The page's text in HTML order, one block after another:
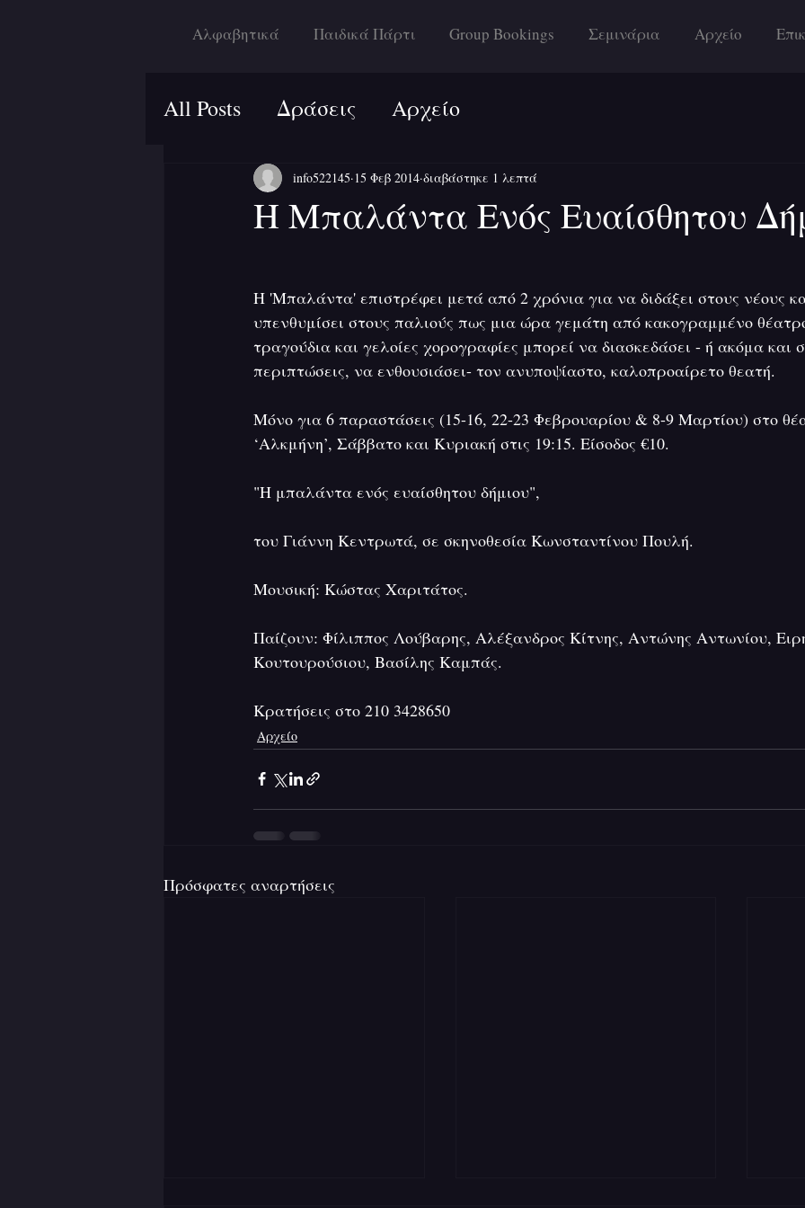
Αλφαβητικά Παιδικά Πάρτι Group Bookings Σεμινάρια Αρχείο
All Posts
Δράσεις Αρχείο
Η Μπαλάντα Ενός Ευαίσθητου
info522145 15 Φεβ 2014 διαβάστηκε 1 λεπτά
Η 'Μπαλάντα' επιστρέφει μετά από 2 χρόνια για να διδάξει στους νέους
υπενθυμίσει στους παλιούς πως μια ώρα γεμάτη από κακογραμμένο
τραγούδια και γελοίες χορογραφίες μπορεί να διασκεδάσει - ή ακόμα και
περιπτώσεις, να ενθουσιάσει- τον ανυποψίαστο, καλοπροαίρετο θεατή.
Μόνο για 6 παραστάσεις (15-16, 22-23 Φεβρουαρίου & 8-9 Μαρτίου) στο
‘Αλκμήνη’, Σάββατο και Κυριακή στις 19:15. Είσοδος €10.
"Η μπαλάντα ενός ευαίσθητου δήμιου",
του Γιάννη Κεντρωτά, σε σκηνοθεσία Κωνσταντίνου Πουλή.
Μουσική: Κώστας Χαριτάτος.
Παίζουν: Φίλιππος Λούβαρης, Αλέξανδρος Κίτνης, Αντώνης Αντωνίου,
Κουτουρούσιου, Βασίλης Καμπάς.
Κρατήσεις στο 210 3428650
Αρχείο
Πρόσφατες αναρτήσεις